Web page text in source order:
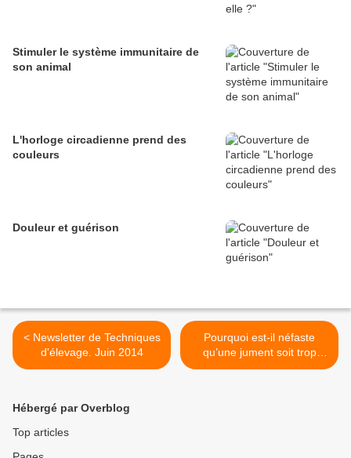
Stimuler le système immunitaire de
son animal
L'horloge circadienne prend des
couleurs
Douleur et guérison
< Newsletter de Techniques
d'élevage. Juin 2014
Pourquoi est-il néfaste
qu’une jument soit trop
grasse à la mise-bas ? >
Hébergé par Overblog
Top articles